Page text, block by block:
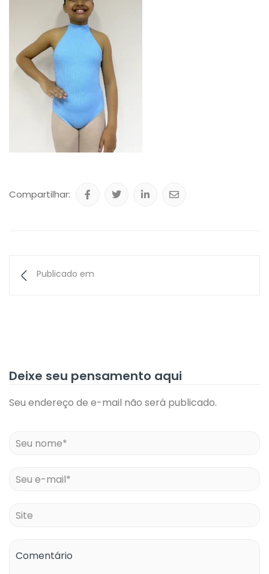
Compartilhar:
Publicado em
Deixe seu pensamento aqui
Seu endereço de e-mail não será publicado.